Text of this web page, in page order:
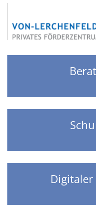
Zum Inhalt springen
Digitaler